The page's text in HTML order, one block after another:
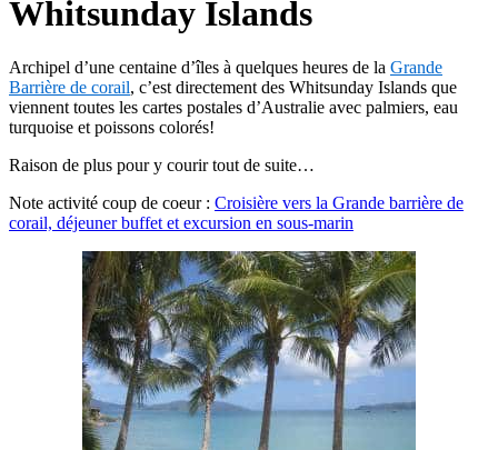
Whitsunday Islands
Archipel d’une centaine d’îles à quelques heures de la Grande
Barrière de corail, c’est directement des Whitsunday Islands que
viennent toutes les cartes postales d’Australie avec palmiers, eau
turquoise et poissons colorés!
Raison de plus pour y courir tout de suite…
Note activité coup de coeur : Croisière vers la Grande barrière de
corail, déjeuner buffet et excursion en sous-marin